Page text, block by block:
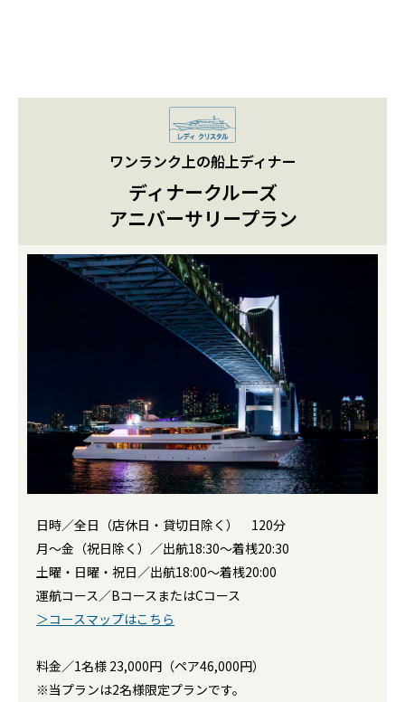
ワンランク上の船上ディナー
ディナークルーズ
アニバーサリープラン
日時／全日（店休日・貸切日除く） 120分
月～金（祝日除く）／出航18:30～着桟20:30
土曜・日曜・祝日／出航18:00～着桟20:00
運航コース／BコースまたはCコース
＞コースマップはこちら
料金／1名様 23,000円（ペア46,000円）
※当プランは2名様限定プランです。